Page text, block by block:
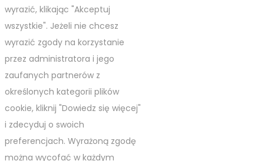
wyrazić, klikając "Akceptuj
wszystkie". Jeżeli nie chcesz
wyrazić zgody na korzystanie
przez administratora i jego
zaufanych partnerów z
określonych kategorii plików
cookie, kliknij "Dowiedz się więcej"
i zdecyduj o swoich
preferencjach. Wyrażoną zgodę
można wycofać w każdym